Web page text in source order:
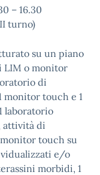
– 16.30
turno)
su un piano
LIM o monitor
di
monitor touch e 1
laboratorio
attività di
touch su
e/o
morbidi, 1